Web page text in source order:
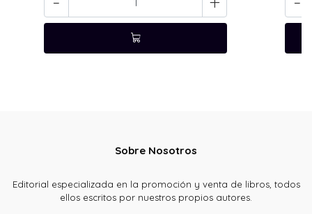
Sobre Nosotros
Editorial especializada en la promoción y venta de libros, todos
ellos escritos por nuestros propios autores.